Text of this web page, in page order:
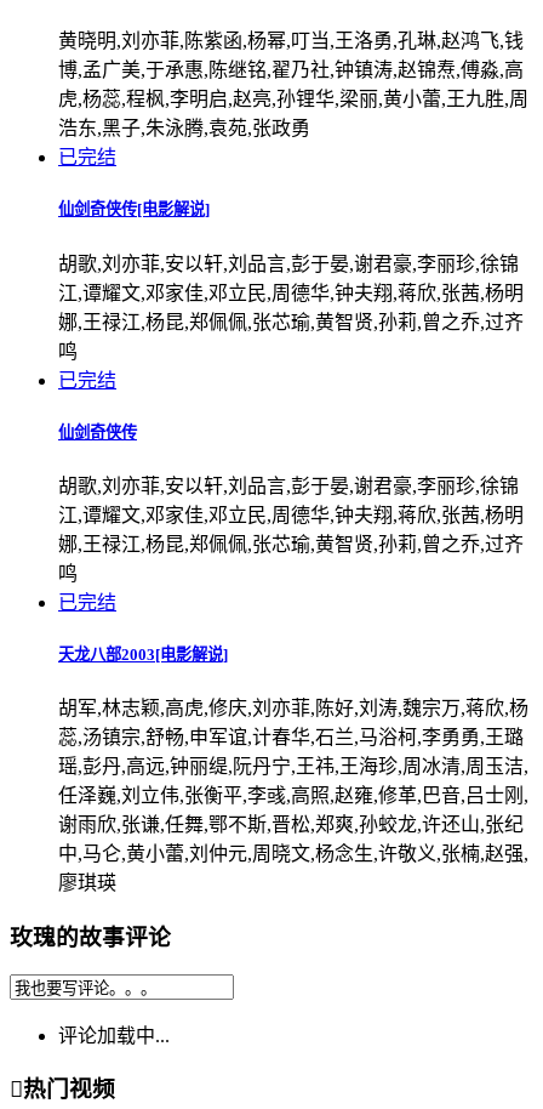
黄晓明,刘亦菲,陈紫函,杨幂,叮当,王洛勇,孔琳,赵鸿飞,钱
博,孟广美,于承惠,陈继铭,翟乃社,钟镇涛,赵锦焘,傅淼,高
虎,杨蕊,程枫,李明启,赵亮,孙锂华,梁丽,黄小蕾,王九胜,周
浩东,黑子,朱泳腾,袁苑,张政勇
已完结
仙剑奇侠传[电影解说]
胡歌,刘亦菲,安以轩,刘品言,彭于晏,谢君豪,李丽珍,徐锦
江,谭耀文,邓家佳,邓立民,周德华,钟夫翔,蒋欣,张茜,杨明
娜,王禄江,杨昆,郑佩佩,张芯瑜,黄智贤,孙莉,曾之乔,过齐
鸣
已完结
仙剑奇侠传
胡歌,刘亦菲,安以轩,刘品言,彭于晏,谢君豪,李丽珍,徐锦
江,谭耀文,邓家佳,邓立民,周德华,钟夫翔,蒋欣,张茜,杨明
娜,王禄江,杨昆,郑佩佩,张芯瑜,黄智贤,孙莉,曾之乔,过齐
鸣
已完结
天龙八部2003[电影解说]
胡军,林志颖,高虎,修庆,刘亦菲,陈好,刘涛,魏宗万,蒋欣,杨
蕊,汤镇宗,舒畅,申军谊,计春华,石兰,马浴柯,李勇勇,王璐
瑶,彭丹,高远,钟丽缇,阮丹宁,王祎,王海珍,周冰清,周玉洁,
任泽巍,刘立伟,张衡平,李彧,高照,赵雍,修革,巴音,吕士刚,
谢雨欣,张谦,任舞,鄂不斯,晋松,郑爽,孙蛟龙,许还山,张纪
中,马仑,黄小蕾,刘仲元,周晓文,杨念生,许敬义,张楠,赵强,
廖琪瑛
玫瑰的故事评论
评论加载中...
热门视频